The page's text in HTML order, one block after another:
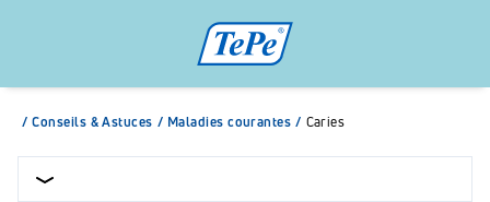
/ Conseils & Astuces / Maladies courantes / Caries